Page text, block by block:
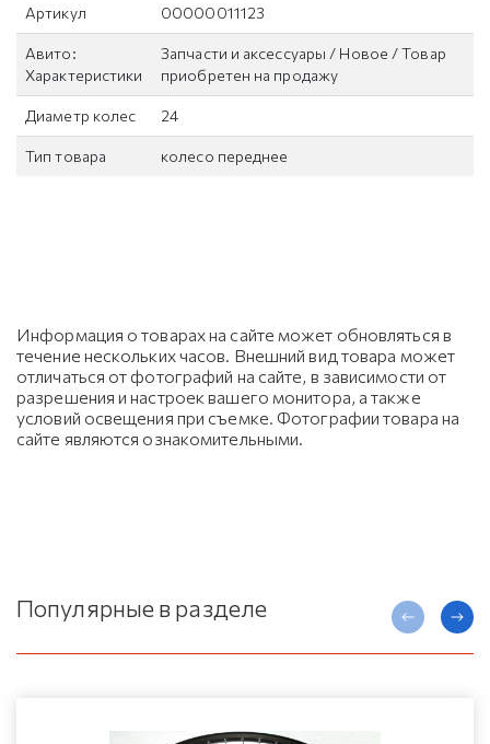
Артикул 00000011123
Авито:
Характеристики
Запчасти и аксессуары / Новое / Товар
приобретен на продажу
Диаметр колес 24
Тип товара колесо переднее
Информация о товарах на сайте может обновляться в
течение нескольких часов. Внешний вид товара может
отличаться от фотографий на сайте, в зависимости от
разрешения и настроек вашего монитора, а также
условий освещения при съемке. Фотографии товара на
сайте являются ознакомительными.
Популярные в разделе